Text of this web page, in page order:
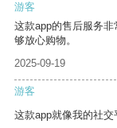
游客
这款app的售后服务
够放心购物。
2025-09-19
游客
这款app就像我的社交